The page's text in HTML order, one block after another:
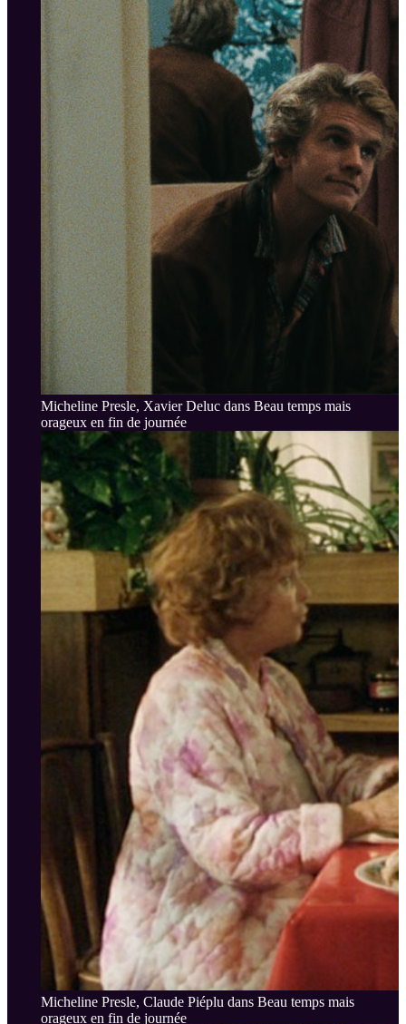
Micheline Presle, Xavier Deluc dans Beau temps mais
orageux en fin de journée
Micheline Presle, Claude Piéplu dans Beau temps mais
orageux en fin de journée